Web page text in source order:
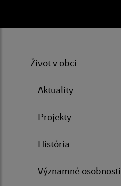
Život v obci
Aktuality
Projekty
História
Významné osobnosti